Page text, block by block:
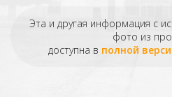
Эта и другая информация с
фото из
доступна в полной